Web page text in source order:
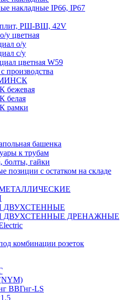
накладные IP66, IP67
плит, РШ-ВШ, 42V
у цветная
о/у
с/у
цветная W59
производства
рамки
башенка
к трубам
болты, гайки
позиции с остатком на складе
МЕТАЛЛИЧЕСКИЕ
ДВУХСТЕННЫЕ
ДВУХСТЕННЫЕ ДРЕНАЖНЫЕ
комбинации розеток
ВВГнг-LS